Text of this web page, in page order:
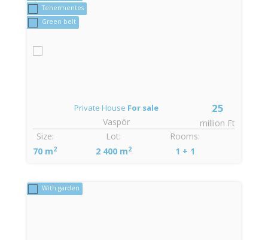
Tehermentes
Green belt
25
million Ft
Private House For sale
Vaspör
Rooms:
1 + 1
Size:
70 m2
Lot:
2 400 m2
With garden